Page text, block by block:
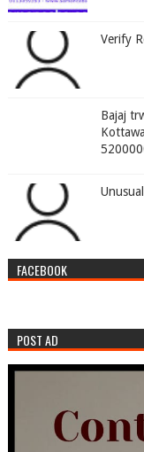
Verify
Bajaj
FACEBOOK
POST AD